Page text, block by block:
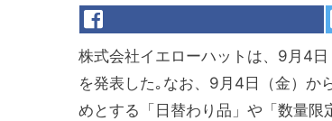
株式会社イエローハットは、9月4
を発表した｡なお、9月4日（金）か
めとする「日替わり品」や「数量限